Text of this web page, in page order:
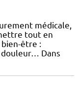
médicale,
tout en
être :
Dans